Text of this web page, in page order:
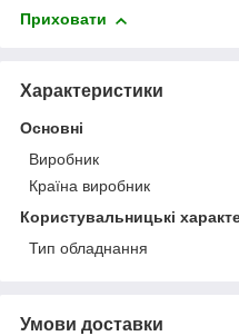
Приховати
Характеристики
Основні
Виробник
Країна виробник
Користувальницькі
Тип обладнання
Умови доставки